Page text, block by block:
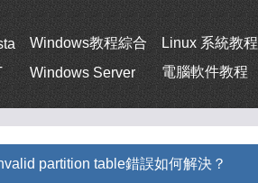
Windows教程綜合
Linux 系統教程
Windows Server 電腦軟件教程
partition table錯誤如何解決？